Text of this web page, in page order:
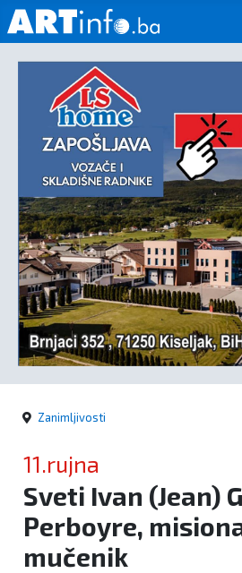
Početna
Vijesti
Sport
Kultura
Crna
kronika
Politika
Zanimljivosti
11.rujna
Sveti Ivan (Jean)
Perboyre,
mučenik